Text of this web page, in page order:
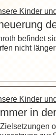
Kinder
befindet
nicht
Kinder
in